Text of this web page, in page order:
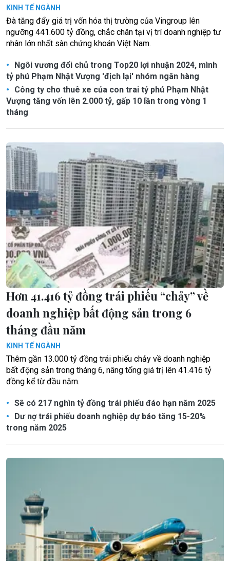
KINH TẾ NGÀNH
Đà tăng đẩy giá trị vốn hóa thị trường của Vingroup lên
ngưỡng 441.600 tỷ đồng, chắc chân tại vị trí doanh nghiệp tư
nhân lớn nhất sàn chứng khoán Việt Nam.
Ngôi vương đổi chủ trong Top20 lợi nhuận 2024, mình
tỷ phú Phạm Nhật Vượng 'địch lại' nhóm ngân hàng
Công ty cho thuê xe của con trai tỷ phú Phạm Nhật
Vượng tăng vốn lên 2.000 tỷ, gấp 10 lần trong vòng 1
tháng
Hơn 41.416 tỷ đồng trái phiếu “chảy” về
doanh nghiệp bất động sản trong 6
tháng đầu năm
KINH TẾ NGÀNH
Thêm gần 13.000 tỷ đồng trái phiếu chảy về doanh nghiệp
bất động sản trong tháng 6, nâng tổng giá trị lên 41.416 tỷ
đồng kể từ đầu năm.
Sẽ có 217 nghìn tỷ đồng trái phiếu đáo hạn năm 2025
Dư nợ trái phiếu doanh nghiệp dự báo tăng 15-20%
trong năm 2025